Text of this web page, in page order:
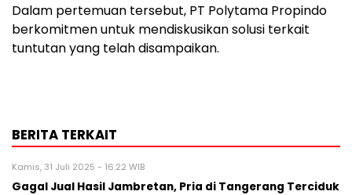
Dalam pertemuan tersebut, PT Polytama Propindo
berkomitmen untuk mendiskusikan solusi terkait
tuntutan yang telah disampaikan.
BERITA TERKAIT
Kamis, 31 Juli 2025 - 16:22 WIB
Gagal Jual Hasil Jambretan, Pria di Tangerang Terciduk